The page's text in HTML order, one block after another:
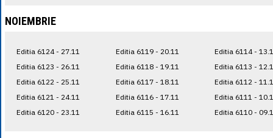
NOIEMBRIE
Editia 6124 - 27.11
Editia 6123 - 26.11
Editia 6122 - 25.11
Editia 6121 - 24.11
Editia 6120 - 23.11
Editia 6119 - 20.11
Editia 6118 - 19.11
Editia 6117 - 18.11
Editia 6116 - 17.11
Editia 6115 - 16.11
Editia 6114 -
Editia 6113 -
Editia 6112 -
Editia 6111 -
Editia 6110 -